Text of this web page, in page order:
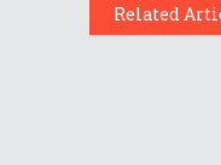
Related